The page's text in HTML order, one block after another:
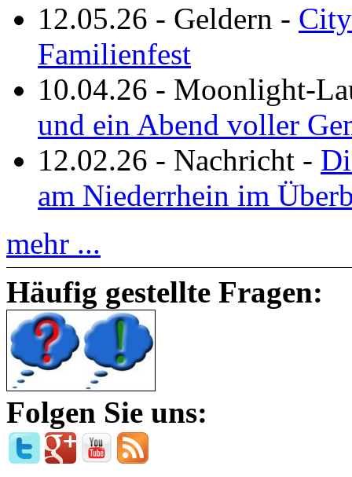
12.05.26 - Geldern -
Familienfest
10.04.26 - Moonlight-
und ein Abend voller
12.02.26 - Nachricht -
am Niederrhein im
mehr ...
Häufig gestellte Fragen:
Folgen Sie uns: